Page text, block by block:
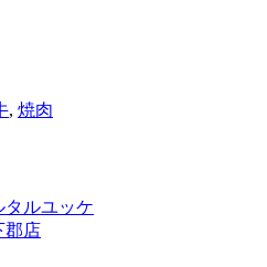
, 焼肉
タルユッケ
郡店